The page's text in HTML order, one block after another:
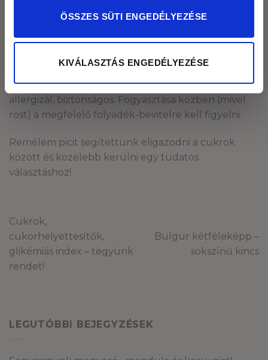
ÖSSZES SÜTI ENGEDÉLYEZÉSE
KIVÁLASZTÁS ENGEDÉLYEZÉSE
A kakukktojás: inulin
És végül az inulin, mely a poliszacharidok teljesen
külön alcsoportja. Növényi rost, mely számos
sokféle süteményben, ételben használható. Nem
allergizál, biztonságos. Fogyasztása közben (mivel
rost) a megfelelő folyadék-bevitelre kell figyelni.
Remélem picit segítettünk eligazodni a cukrok
között és közelebb kerülni egy tudatos
választáshoz!
Cukrok,
cukorhelyettesítők,
glikémiás index – tegyünk
rendet!
Bulgur kétféleképp –
sokszínű kincs
LEGUTÓBBI BEJEGYZÉSEK